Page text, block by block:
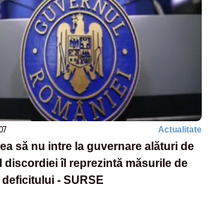
Actualitate
să nu intre la guvernare alături de
discordiei îl reprezintă măsurile de
- SURSE